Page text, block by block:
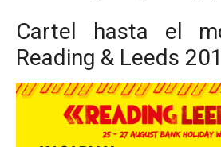
Cartel hasta el
Reading & Leeds